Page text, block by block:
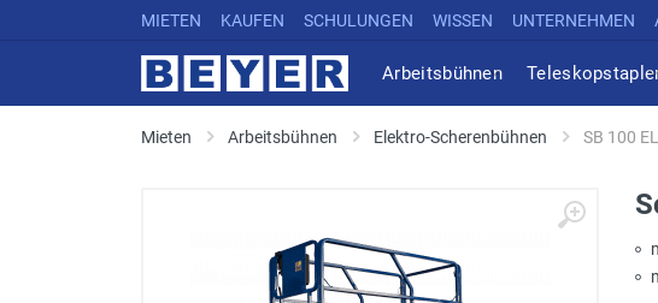
MIETEN KAUFEN SCHULUNGEN WISSEN UNTERNEHMEN
Arbeitsbühnen
Mieten Arbeitsbühnen Elektro-Scherenbühnen SB 100